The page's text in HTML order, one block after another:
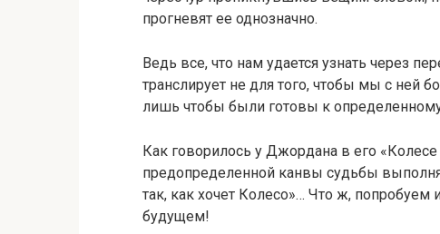
прогневят ее однозначно.
Ведь все, что нам удается узнать через
транслирует не для того, чтобы мы с ней
лишь чтобы были готовы к
Как говорилось у Джордана в его
предопределенной канвы судьбы
так, как хочет Колесо»… Что ж,
будущем!